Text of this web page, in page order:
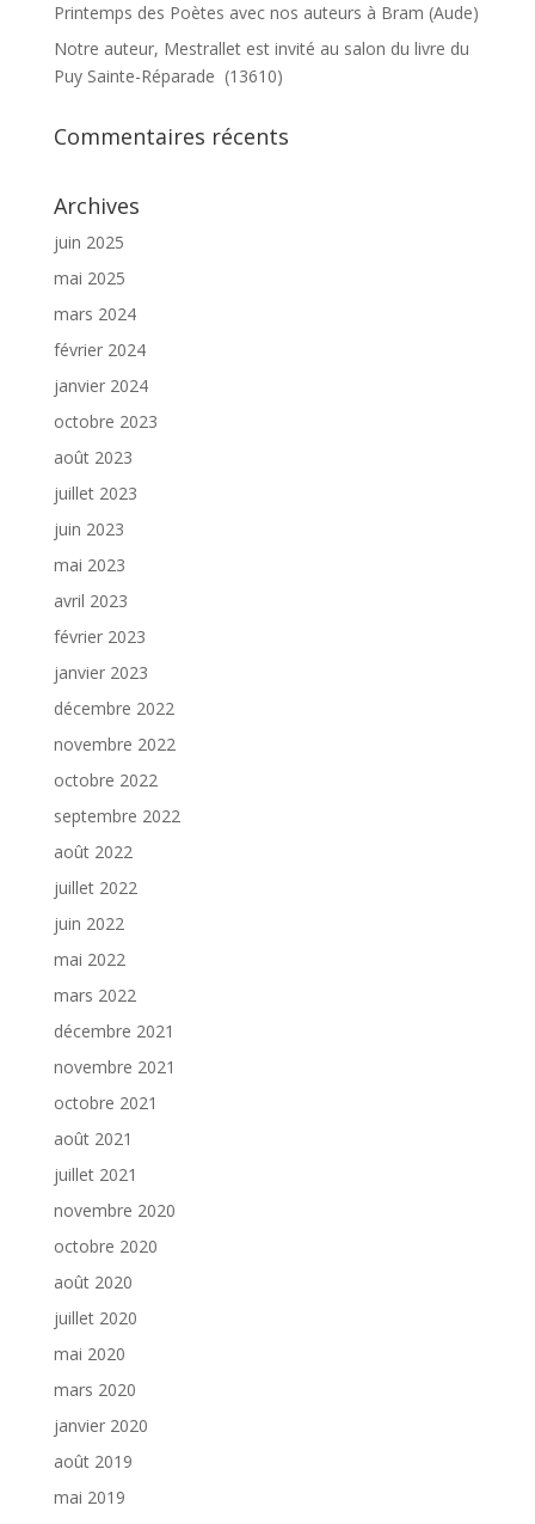
Printemps des Poètes avec nos auteurs à Bram (Aude)
Notre auteur, Mestrallet est invité au salon du livre du
Puy Sainte-Réparade (13610)
Commentaires récents
Archives
juin 2025
mai 2025
mars 2024
février 2024
janvier 2024
octobre 2023
août 2023
juillet 2023
juin 2023
mai 2023
avril 2023
février 2023
janvier 2023
décembre 2022
novembre 2022
octobre 2022
septembre 2022
août 2022
juillet 2022
juin 2022
mai 2022
mars 2022
décembre 2021
novembre 2021
octobre 2021
août 2021
juillet 2021
novembre 2020
octobre 2020
août 2020
juillet 2020
mai 2020
mars 2020
janvier 2020
août 2019
mai 2019